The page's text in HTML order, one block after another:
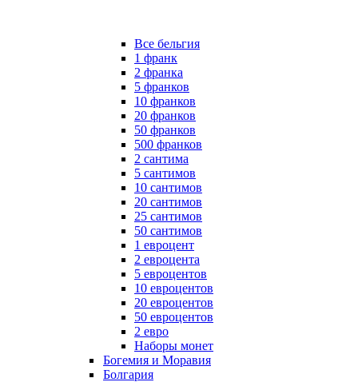
Все бельгия
1 франк
2 франка
5 франков
10 франков
20 франков
50 франков
500 франков
2 сантима
5 сантимов
10 сантимов
20 сантимов
25 сантимов
50 сантимов
1 евроцент
2 евроцента
5 евроцентов
10 евроцентов
20 евроцентов
50 евроцентов
2 евро
Наборы монет
Богемия и Моравия
Болгария